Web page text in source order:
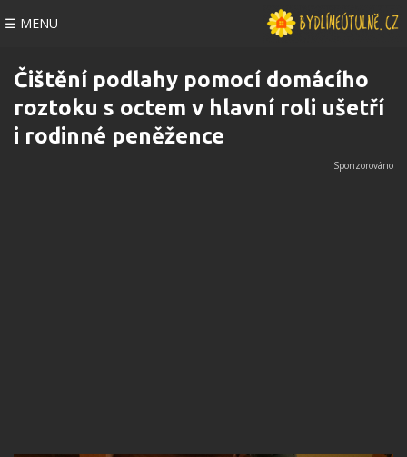
☰ MENU
Čištění podlahy pomocí domácího
roztoku s octem v hlavní roli ušetří
i rodinné peněžence